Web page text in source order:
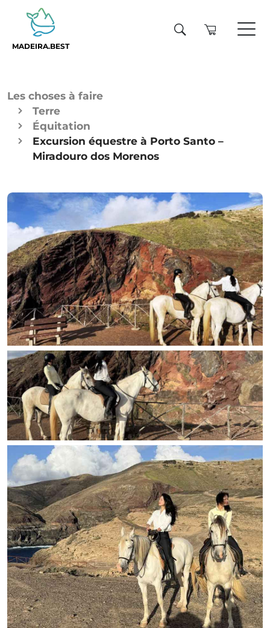
MADEIRA.BEST
Les choses à faire
Terre
Équitation
Excursion équestre à Porto Santo –
Miradouro dos Morenos